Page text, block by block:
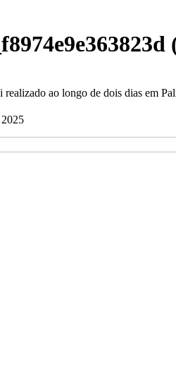
realizado ao longo de dois dias em